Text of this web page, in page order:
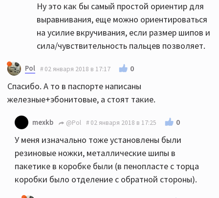
Ну это как бы самый простой ориентир для
выравнивания, еще можно ориентироваться
на усилие вкручивания, если размер шипов и
сила/чувствительность пальцев позволяет.
Pol 02 января 2018 в 17:17 0
Спасибо. А то в паспорте написаны
железные+эбонитовые, а стоят такие.
mexkb @Pol 02 января 2018 в 17:25 0
У меня изначально тоже установлены были
резиновые ножки, металлические шипы в
пакетике в коробке были (в пенопласте с торца
коробки было отделение с обратной стороны).